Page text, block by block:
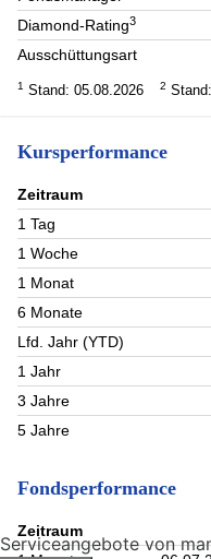
Diamond-Rating3
Ausschüttungsart
1 Stand: 05.08.2026 2
Kursperformance
Zeitraum
1 Tag
1 Woche
1 Monat
6 Monate
Lfd. Jahr (YTD)
1 Jahr
3 Jahre
5 Jahre
Fondsperformance
Zeitraum
Serviceangebote von